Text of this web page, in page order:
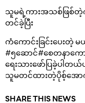
သူမရဲ့ကားအသစ်ဖြစ်တဲ့
တင်ခဲ့ပြီး
ကံကောင်းခြင်းပေးတဲ့
#၅ဆောင်#စေတနာက
ရေးသားဖော်ပြခဲ့ပါတ
သူမတင်ထားတဲ့ပိုစ့်အော
SHARE THIS NEWS